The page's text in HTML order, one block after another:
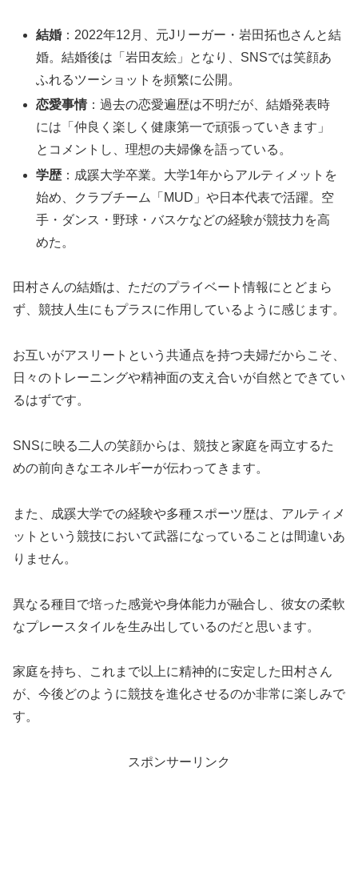
結婚 ：2022年12月、元Jリーガー・岩田拓也さんと結
婚。結婚後は「岩田友絵」となり、SNSでは笑顔あ
ふれるツーショットを頻繁に公開。
恋愛事情：過去の恋愛遍歴は不明だが、結婚発表時
には「仲良く楽しく健康第一で頑張っていきます」
とコメントし、理想の夫婦像を語っている。
学歴 ：成蹊大学卒業。大学1年からアルティメットを
始め、クラブチーム「MUD」や日本代表で活躍。空
手・ダンス・野球・バスケなどの経験が競技力を高
めた。
田村さんの結婚は、ただのプライベート情報にとどまら
ず、競技人生にもプラスに作用しているように感じます。
お互いがアスリートという共通点を持つ夫婦だからこそ、
日々のトレーニングや精神面の支え合いが自然とできてい
るはずです。
SNSに映る二人の笑顔からは、競技と家庭を両立するた
めの前向きなエネルギーが伝わってきます。
また、成蹊大学での経験や多種スポーツ歴は、アルティメ
ットという競技において武器になっていることは間違いあ
りません。
異なる種目で培った感覚や身体能力が融合し、彼女の柔軟
なプレースタイルを生み出しているのだと思います。
家庭を持ち、これまで以上に精神的に安定した田村さん
が、今後どのように競技を進化させるのか非常に楽しみで
す。
スポンサーリンク